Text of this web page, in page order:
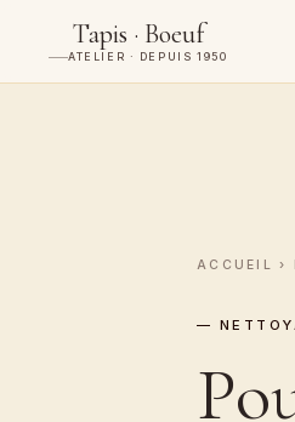
Tapis · Boeuf
ATELIER · DEPUIS 1950
ACCUEIL ›
—